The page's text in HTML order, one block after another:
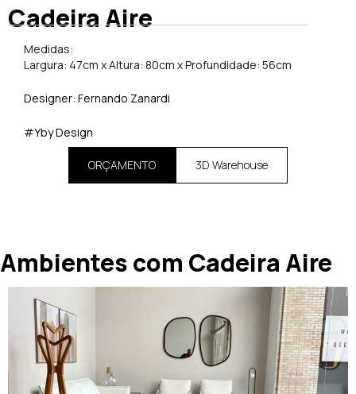
Cadeira Aire
Medidas:
Largura: 47cm x Altura: 80cm x Profundidade: 56cm
Designer: Fernando Zanardi
#Yby Design
ORÇAMENTO 3D Warehouse
Ambientes com Cadeira Aire